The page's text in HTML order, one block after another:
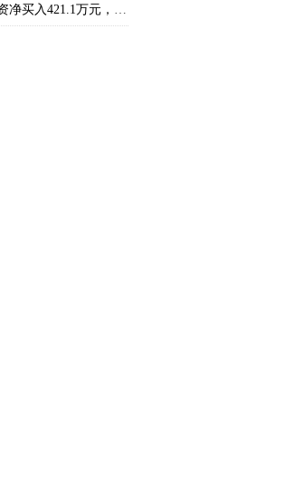
短讯！美亚光电：融资净买入421.1万元，融资